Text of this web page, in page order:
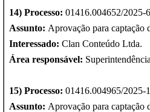
14) Processo: 01416.004652/2025-
Assunto: Aprovação para captação
Interessado: Clan Conteúdo Ltda.
Área responsável:
15) Processo: 01416.004965/2025-
Assunto: Aprovação para captação